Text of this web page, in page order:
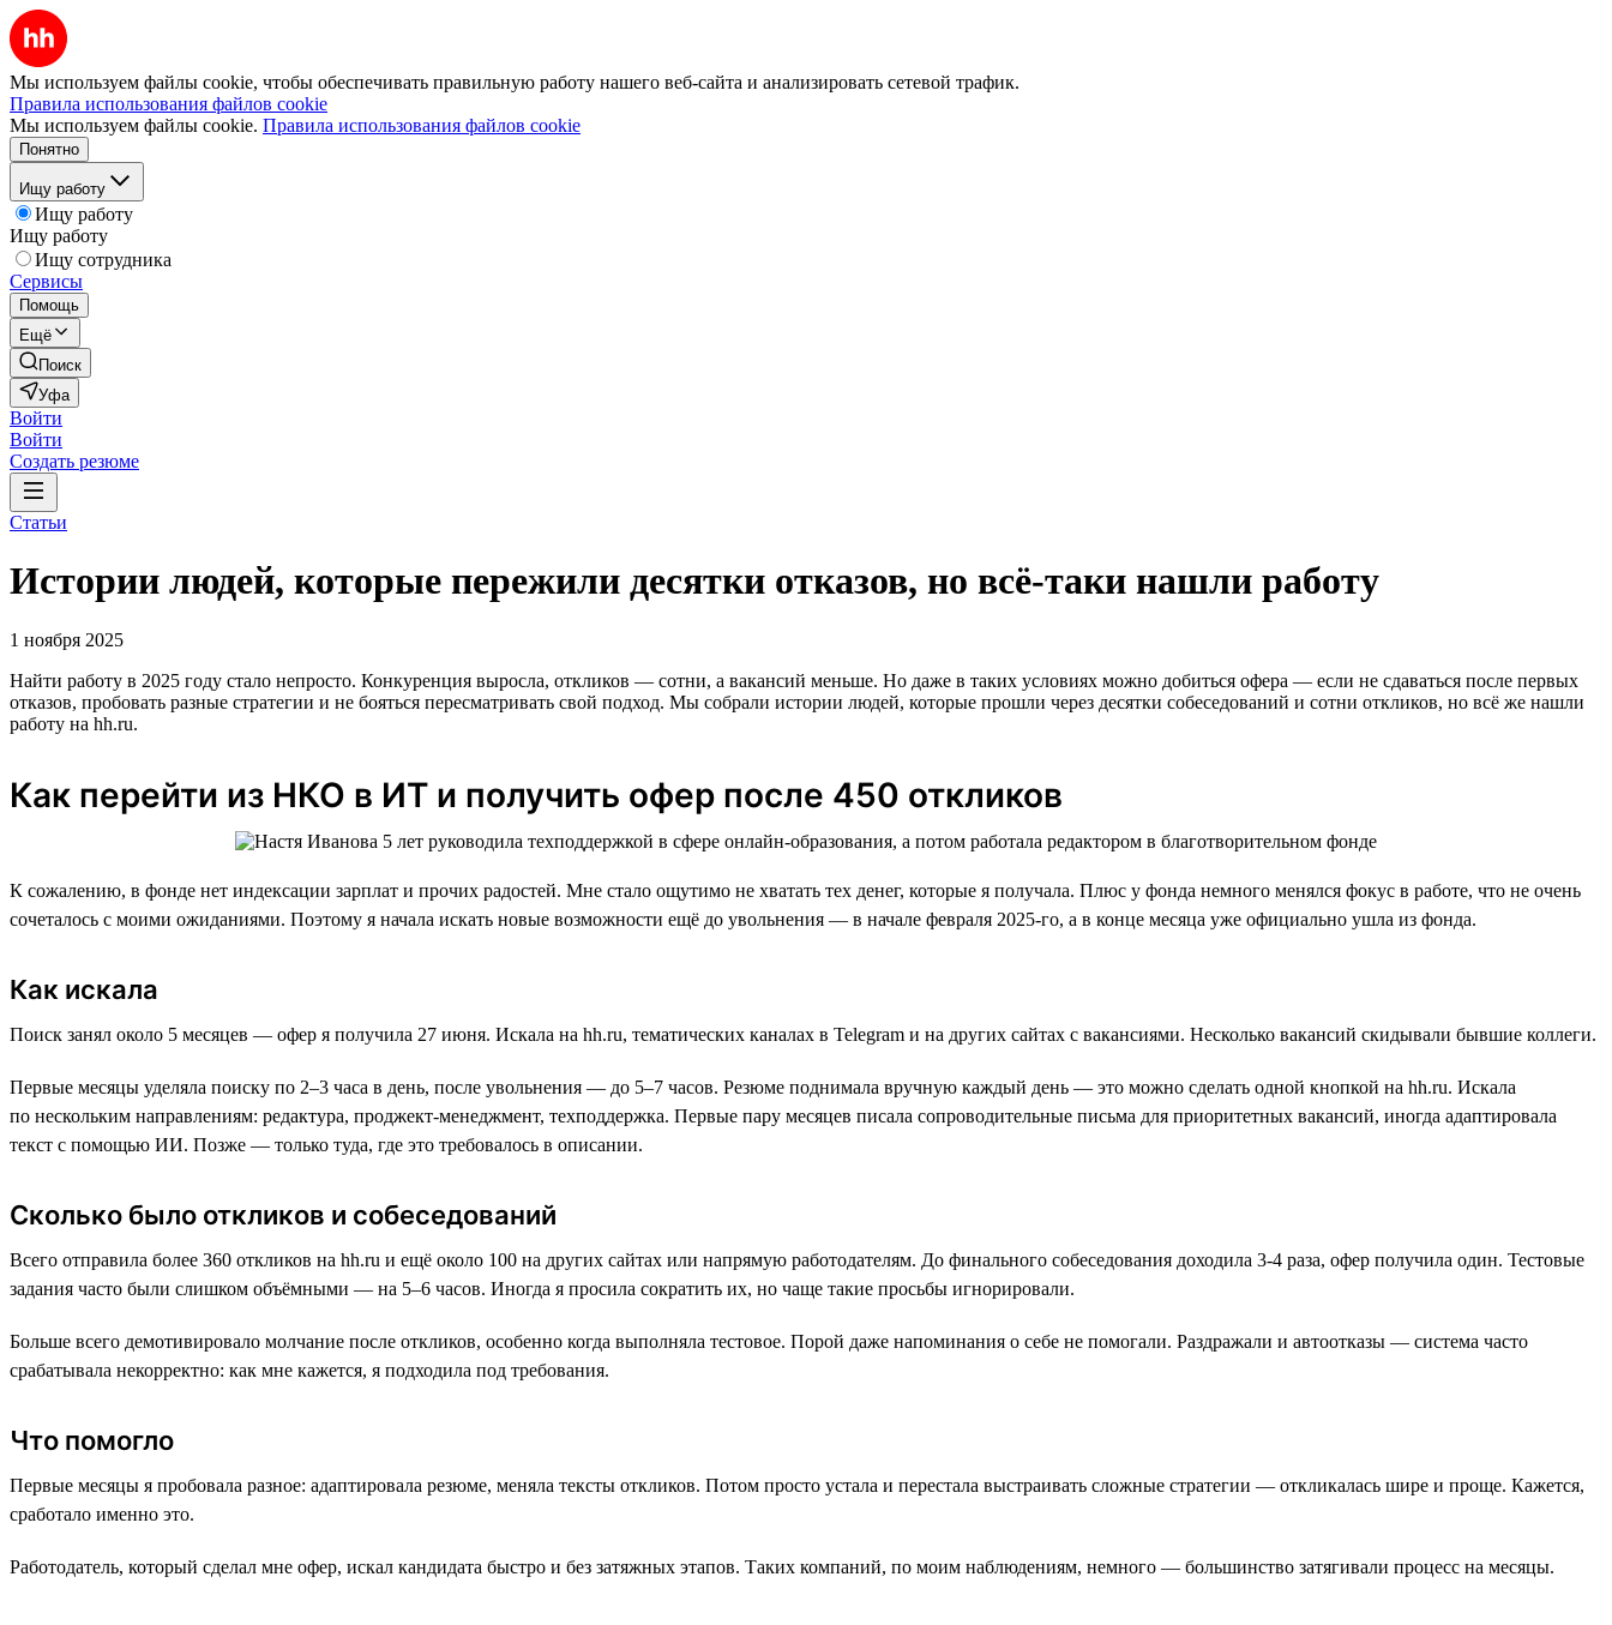
Мы используем файлы cookie, чтобы обеспечивать правильную работу нашего веб-сайта и анализировать сетевой трафик.
Правила использования файлов cookie
Мы используем файлы cookie. Правила использования файлов cookie
Понятно
Ищу работу
Ищу работу
Ищу работу
Ищу сотрудника
Сервисы
Помощь
Ещё
Поиск
Уфа
Войти
Войти
Создать резюме
Статьи
Истории людей, которые пережили десятки отказов, но всё-таки нашли работу
1 ноября 2025
Найти работу в 2025 году стало непросто. Конкуренция выросла, откликов — сотни, а вакансий меньше. Но даже в таких условиях можно добиться офера — если не сдаваться после первых
отказов, пробовать разные стратегии и не бояться пересматривать свой подход. Мы собрали истории людей, которые прошли через десятки собеседований и сотни откликов, но всё же нашли
работу на hh.ru.
Как перейти из НКО в ИТ и получить офер после 450 откликов
К сожалению, в фонде нет индексации зарплат и прочих радостей. Мне стало ощутимо не хватать тех денег, которые я получала. Плюс у фонда немного менялся фокус в работе, что не очень
сочеталось с моими ожиданиями. Поэтому я начала искать новые возможности ещё до увольнения — в начале февраля 2025-го, а в конце месяца уже официально ушла из фонда.
Как искала
Поиск занял около 5 месяцев — офер я получила 27 июня. Искала на hh.ru, тематических каналах в Telegram и на других сайтах с вакансиями. Несколько вакансий скидывали бывшие коллеги.
Первые месяцы уделяла поиску по 2–3 часа в день, после увольнения — до 5–7 часов. Резюме поднимала вручную каждый день — это можно сделать одной кнопкой на hh.ru. Искала
по нескольким направлениям: редактура, проджект-менеджмент, техподдержка. Первые пару месяцев писала сопроводительные письма для приоритетных вакансий, иногда адаптировала
текст с помощью ИИ. Позже — только туда, где это требовалось в описании.
Сколько было откликов и собеседований
Всего отправила более 360 откликов на hh.ru и ещё около 100 на других сайтах или напрямую работодателям. До финального собеседования доходила 3-4 раза, офер получила один. Тестовые
задания часто были слишком объёмными — на 5–6 часов. Иногда я просила сократить их, но чаще такие просьбы игнорировали.
Больше всего демотивировало молчание после откликов, особенно когда выполняла тестовое. Порой даже напоминания о себе не помогали. Раздражали и автоотказы — система часто
срабатывала некорректно: как мне кажется, я подходила под требования.
Что помогло
Первые месяцы я пробовала разное: адаптировала резюме, меняла тексты откликов. Потом просто устала и перестала выстраивать сложные стратегии — откликалась шире и проще. Кажется,
сработало именно это.
Работодатель, который сделал мне офер, искал кандидата быстро и без затяжных этапов. Таких компаний, по моим наблюдениям, немного — большинство затягивали процесс на месяцы.